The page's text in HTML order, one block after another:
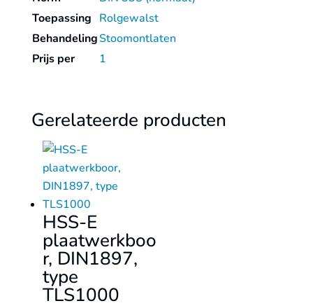
Toepassing Rolgewalst
BehandelingStoomontlaten
Prijs per
1
Gerelateerde producten
HSS-E
plaatwerkboo
r, DIN1897,
type
TLS1000